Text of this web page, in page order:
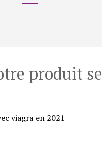
produit se